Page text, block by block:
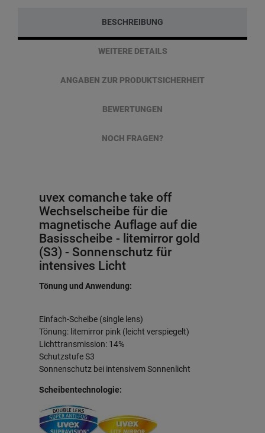
BESCHREIBUNG
WEITERE DETAILS
ANGABEN ZUR PRODUKTSICHERHEIT
BEWERTUNGEN
NOCH FRAGEN?
uvex comanche take off
Wechselscheibe für die
magnetische Auflage auf die
Basisscheibe - litemirror gold
(S3) - Sonnenschutz für
intensives Licht
Tönung und Anwendung:
Einfach-Scheibe (single lens)
Tönung: litemirror pink (leicht verspiegelt)
Lichttransmission: 14%
Schutzstufe S3
Sonnenschutz bei intensivem Sonnenlicht
Scheibentechnologie: